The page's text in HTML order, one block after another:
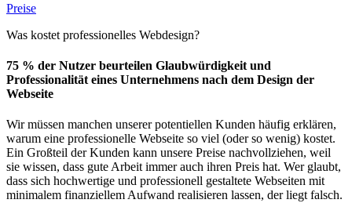
Preise
Was kostet professionelles Webdesign?
75 % der Nutzer beurteilen Glaubwürdigkeit und
Professionalität eines Unternehmens nach dem Design der
Webseite
Wir müssen manchen unserer potentiellen Kunden häufig erklären,
warum eine professionelle Webseite so viel (oder so wenig) kostet.
Ein Großteil der Kunden kann unsere Preise nachvollziehen, weil
sie wissen, dass gute Arbeit immer auch ihren Preis hat. Wer glaubt,
dass sich hochwertige und professionell gestaltete Webseiten mit
minimalem finanziellem Aufwand realisieren lassen, der liegt falsch.